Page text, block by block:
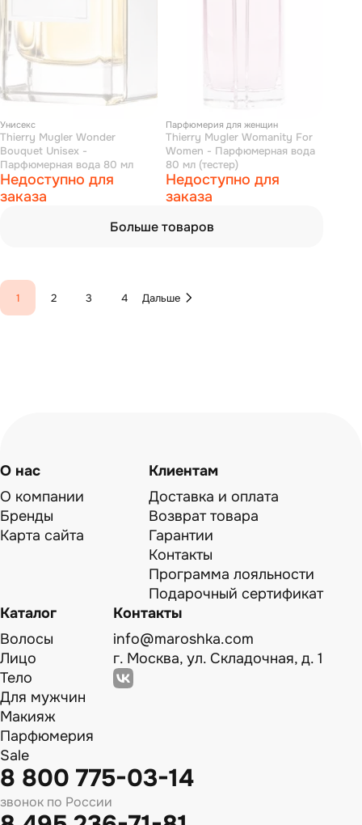
Унисекс
Thierry Mugler Wonder
Bouquet Unisex -
Парфюмерная вода 80 мл
Недоступно для
заказа
Парфюмерия для женщин
Thierry Mugler Womanity For
Women - Парфюмерная вода
80 мл (тестер)
Недоступно для
заказа
Больше товаров
1 2 3 4 Дальше
О нас
О компании
Бренды
Карта сайта
Клиентам
Доставка и оплата
Возврат товара
Гарантии
Контакты
Программа лояльности
Подарочный сертификат
Каталог
Волосы
Лицо
Тело
Для мужчин
Макияж
Парфюмерия
Sale
Контакты
info@maroshka.com
г. Москва, ул. Складочная, д. 1
8 800 775-03-14
звонок по России